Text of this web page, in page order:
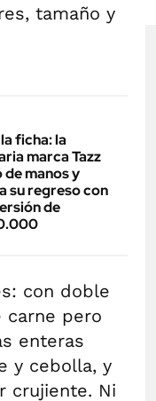
tamaño y
ficha: la
marca Tazz
de manos y
su regreso con
de
con doble
carne pero
enteras
y cebolla, y
crujiente. Ni